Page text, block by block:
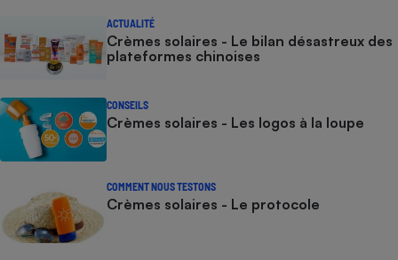
ACTUALITÉ
Crèmes solaires - Le bilan désastreux des
plateformes chinoises
CONSEILS
Crèmes solaires - Les logos à la loupe
COMMENT NOUS TESTONS
Crèmes solaires - Le protocole